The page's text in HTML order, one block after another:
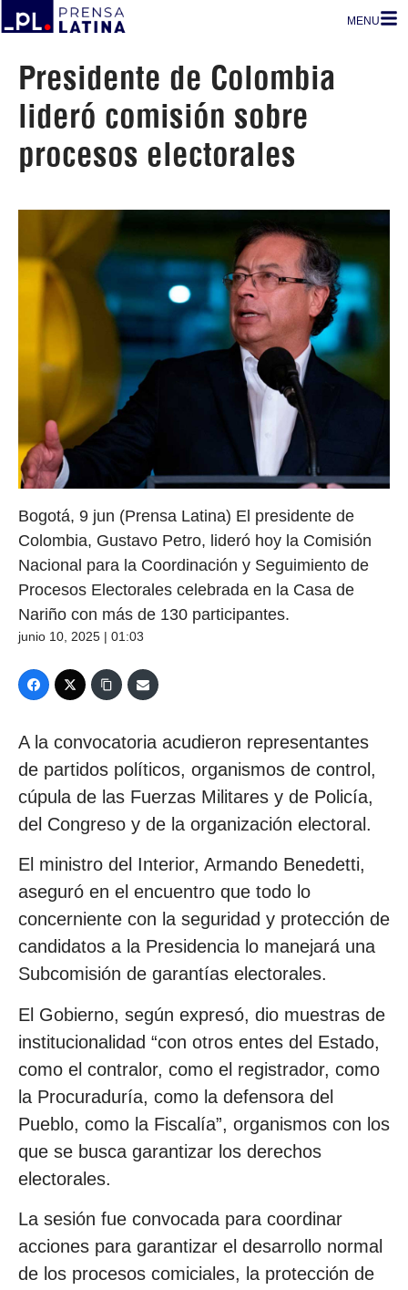
MENU
Presidente de Colombia
lideró comisión sobre
procesos electorales
Bogotá, 9 jun (Prensa Latina) El presidente de
Colombia, Gustavo Petro, lideró hoy la Comisión
Nacional para la Coordinación y Seguimiento de
Procesos Electorales celebrada en la Casa de
Nariño con más de 130 participantes.
junio 10, 2025 | 01:03
A la convocatoria acudieron representantes
de partidos políticos, organismos de control,
cúpula de las Fuerzas Militares y de Policía,
del Congreso y de la organización electoral.
El ministro del Interior, Armando Benedetti,
aseguró en el encuentro que todo lo
concerniente con la seguridad y protección de
candidatos a la Presidencia lo manejará una
Subcomisión de garantías electorales.
El Gobierno, según expresó, dio muestras de
institucionalidad “con otros entes del Estado,
como el contralor, como el registrador, como
la Procuraduría, como la defensora del
Pueblo, como la Fiscalía”, organismos con los
que se busca garantizar los derechos
electorales.
La sesión fue convocada para coordinar
acciones para garantizar el desarrollo normal
de los procesos comiciales, la protección de